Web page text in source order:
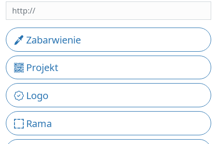
Zabarwienie
Projekt
Logo
Rama